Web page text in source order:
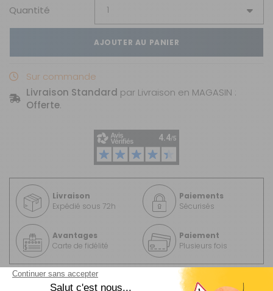
Quantité
AJOUTER AU PANIER
Sur commande
Livraison Standard par Livraison en MAGASIN :
Offerte.
Livraison
Expédié sous 72h
Paiements
Sécurisés
Avantages
Carte de fidélité
Paiement
Plusieurs fois